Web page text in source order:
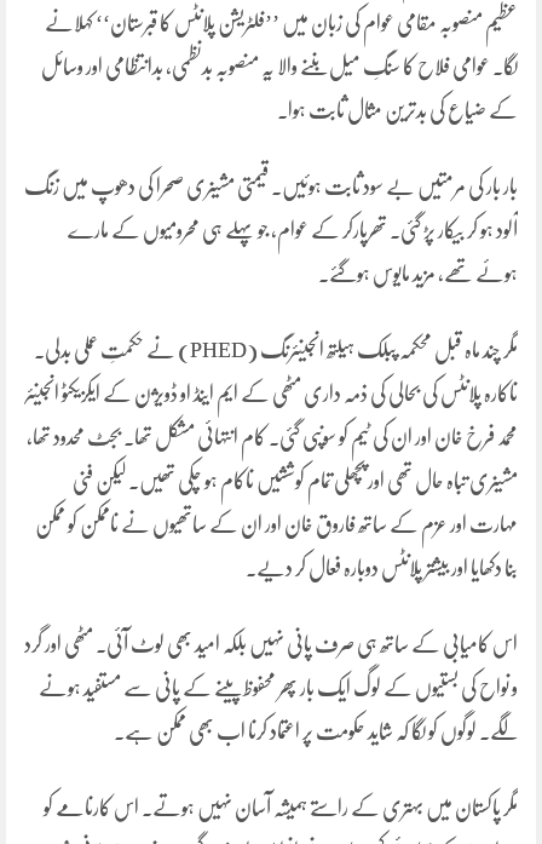
عظیم منصوبہ مقامی عوام کی زبان میں ’’فلٹریشن پلانٹس کا قبرستان‘‘ کہلانے
لگا۔ عوامی فلاح کا سنگِ میل بننے والا یہ منصوبہ بدنظمی، بدانتظامی اور وسائل
کے ضیاع کی بدترین مثال ثابت ہوا۔
بار بار کی مرمتیں بے سود ثابت ہوئیں۔ قیمتی مشینری صحرا کی دھوپ میں زنگ
آلود ہو کر بیکار پڑ گئی۔ تھرپارکر کے عوام، جو پہلے ہی محرومیوں کے مارے
ہوئے تھے، مزید مایوس ہوگئے۔
مگر چند ماہ قبل محکمہ پبلک ہیلتھ انجینئرنگ (PHED) نے حکمتِ عملی بدلی۔
ناکارہ پلانٹس کی بحالی کی ذمہ داری مٹھی کے ایم اینڈ او ڈویژن کے ایکزیکٹو انجینئر
محمد فرخ خان اور ان کی ٹیم کو سونپی گئی۔ کام انتہائی مشکل تھا۔ بجٹ محدود تھا،
مشینری تباہ حال تھی اور پچھلی تمام کوششیں ناکام ہو چکی تھیں۔ لیکن فنی
مہارت اور عزم کے ساتھ فاروق خان اور ان کے ساتھیوں نے ناممکن کو ممکن
بنا دکھایا اور بیشتر پلانٹس دوبارہ فعال کر دیے۔
اس کامیابی کے ساتھ ہی صرف پانی نہیں بلکہ امید بھی لوٹ آئی۔ مٹھی اور گرد
و نواح کی بستیوں کے لوگ ایک بار پھر محفوظ پینے کے پانی سے مستفید ہونے
لگے۔ لوگوں کو لگا کہ شاید حکومت پر اعتماد کرنا اب بھی ممکن ہے۔
مگر پاکستان میں بہتری کے راستے ہمیشہ آسان نہیں ہوتے۔ اس کارنامے کو